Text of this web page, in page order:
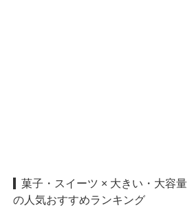
菓子・スイーツ × 大きい・大容量
の人気おすすめランキング